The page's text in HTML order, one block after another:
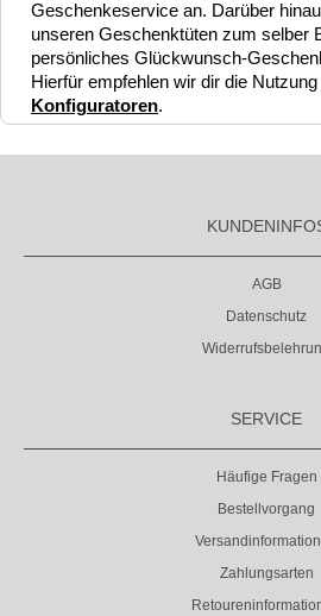
Geschenkeservice an. Darüber
unseren Geschenktüten zum selber
persönliches Glückwunsch-
Hierfür empfehlen wir dir die
Konfiguratoren.
AGB
Datenschutz
SERVICE
Häufige Fragen
Bestellvorgang
Zahlungsarten